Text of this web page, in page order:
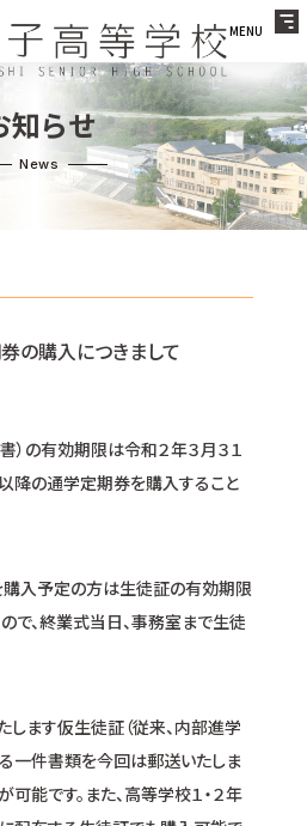
MENU
知らせ
の購入につきまして
）の有効期限は令和２年３月３１
以降の通学定期券を購入すること
入予定の方は生徒証の有効期限
で、終業式当日、事務室まで生徒
します仮生徒証（従来、内部進学
一件書類を今回は郵送いたしま
能です。また、高等学校１・２年